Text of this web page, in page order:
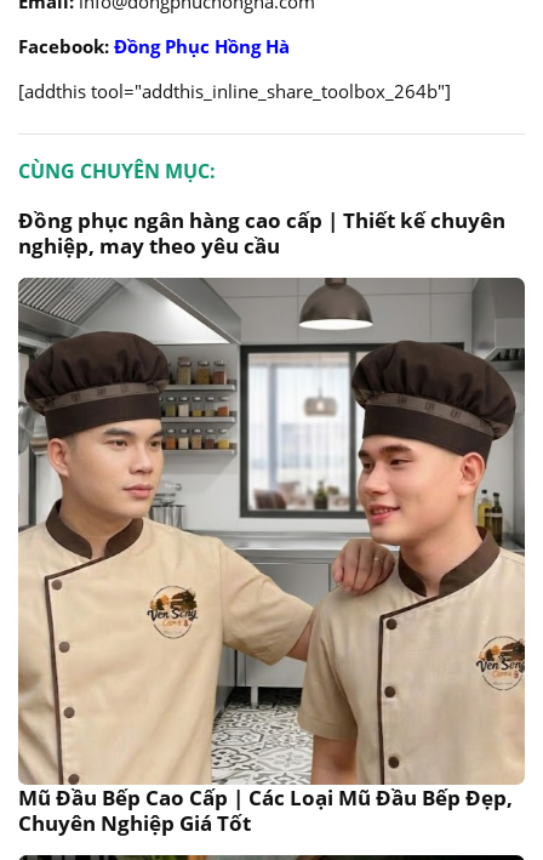
Facebook: Đồng Phục Hồng Hà
[addthis tool="addthis_inline_share_toolbox_264b"]
CÙNG CHUYÊN MỤC:
Đồng phục ngân hàng cao cấp | Thiết kế chuyên
nghiệp, may theo yêu cầu
Mũ Đầu Bếp Cao Cấp | Các Loại Mũ Đầu Bếp Đẹp,
Chuyên Nghiệp Giá Tốt